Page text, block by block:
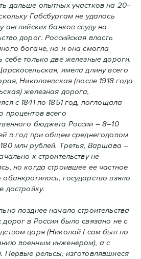
дальше опытных участков на 20–
Габсбургам не удалось
английских банков ссуду на
дорог. Российская власть
богаче, но и она смогла
себе только две железные дороги.
имела длину всего
Николаевская (после 1918 года
железная дорога,
с 1841 по 1851 год, поглощала
процентов всего
бюджета России – 8–10
в год при общем среднегодовом
млн рублей. Третья, Варшава –
к строительству не
но когда строившее ее частное
государство взяло
достройку.
позднее начало строительства
дорог в России было связано не с
царя (Николай I сам был по
военным инженером), а с
Первые рельсы, изготовлявшиеся